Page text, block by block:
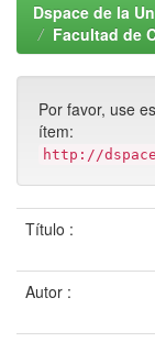
Dspace de la
Facultad de
Por favor, use
ítem:
http://
Título :
Autor :